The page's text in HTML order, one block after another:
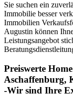
Sie suchen ein
Immobilie besser
Immobilien
Augustin können
Leistungsangebot
Preiswerte
Aschaffenburg,
-Wir sind Ihre